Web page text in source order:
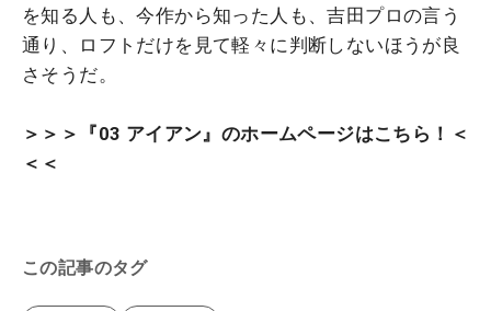
を知る人も、今作から知った人も、吉田プロの言う
通り、ロフトだけを見て軽々に判断しないほうが良
さそうだ。
＞＞＞『03 アイアン』のホームページはこちら！＜
＜＜
この記事のタグ